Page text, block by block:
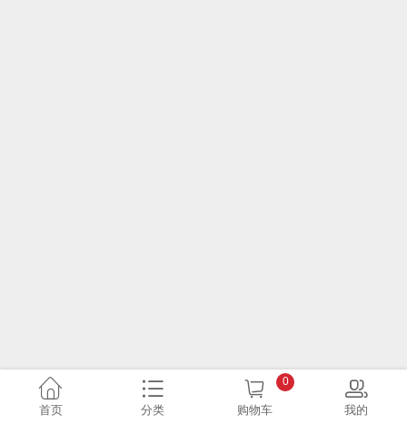
首页 分类 购物车
0
我的